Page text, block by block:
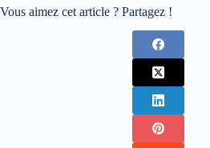
Vous aimez cet article ? Partagez !